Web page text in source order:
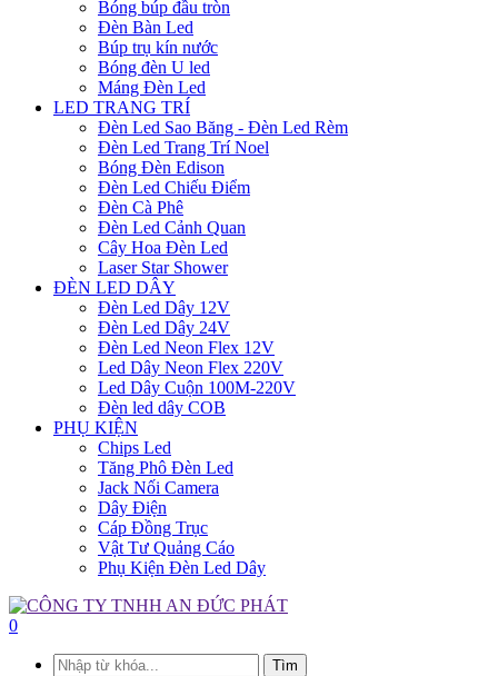
Bóng búp đầu tròn
Đèn Bàn Led
Búp trụ kín nước
Bóng đèn U led
Máng Đèn Led
LED TRANG TRÍ
Đèn Led Sao Băng - Đèn Led Rèm
Đèn Led Trang Trí Noel
Bóng Đèn Edison
Đèn Led Chiếu Điểm
Đèn Cà Phê
Đèn Led Cảnh Quan
Cây Hoa Đèn Led
Laser Star Shower
ĐÈN LED DÂY
Đèn Led Dây 12V
Đèn Led Dây 24V
Đèn Led Neon Flex 12V
Led Dây Neon Flex 220V
Led Dây Cuộn 100M-220V
Đèn led dây COB
PHỤ KIỆN
Chips Led
Tăng Phô Đèn Led
Jack Nối Camera
Dây Điện
Cáp Đồng Trục
Vật Tư Quảng Cáo
Phụ Kiện Đèn Led Dây
0
Tìm